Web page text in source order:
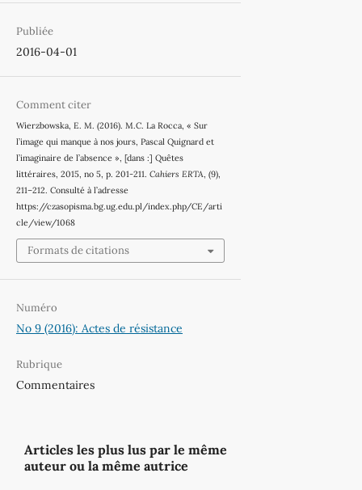
Publiée
2016-04-01
Comment citer
Wierzbowska, E. M. (2016). M.C. La Rocca, « Sur
l’image qui manque à nos jours, Pascal Quignard et
l’imaginaire de l’absence », [dans :] Quêtes
littéraires, 2015, no 5, p. 201-211. Cahiers ERTA , (9),
211–212. Consulté à l’adresse
https://czasopisma.bg.ug.edu.pl/index.php/CE/arti
cle/view/1068
Formats de citations
Numéro
No 9 (2016): Actes de résistance
Rubrique
Commentaires
Articles les plus lus par le même
auteur ou la même autrice